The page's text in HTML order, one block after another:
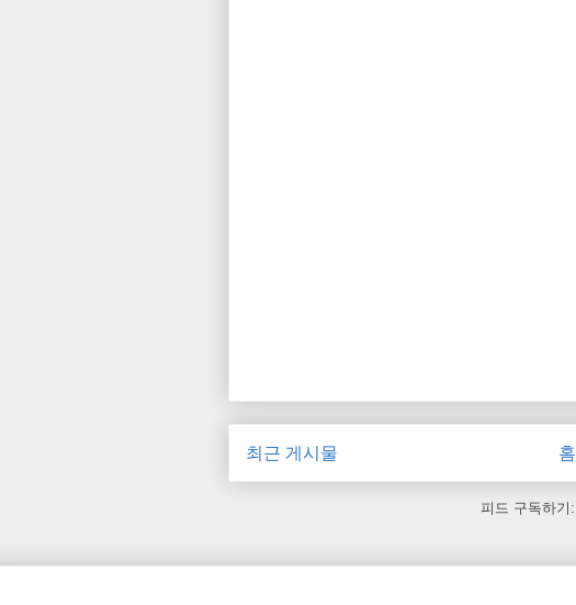
최근 게시물 홈
피드 구독하기: